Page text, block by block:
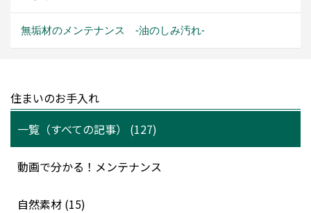
無垢材のメンテナンス -油のしみ汚れ-
住まいのお手入れ
一覧（すべての記事） (127)
動画で分かる！メンテナンス
自然素材 (15)